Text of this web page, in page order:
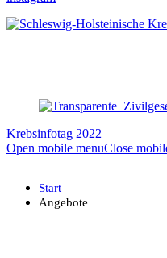
Krebsinfotag 2022
Open mobile menuClose
Start
Angebote